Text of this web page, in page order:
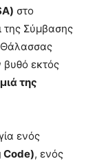
στο
της Σύμβασης
Θάλασσας
βυθό εκτός
της
ενός
Code), ενός